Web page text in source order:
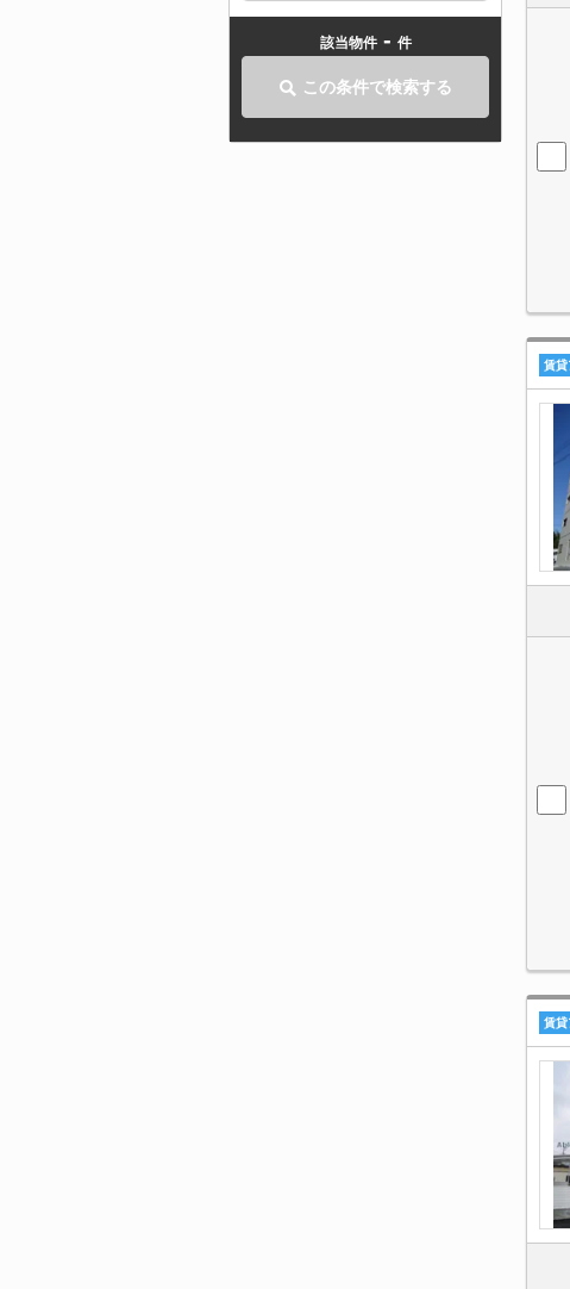
該当物件 - 件
この条件で検索する
賃貸
賃貸